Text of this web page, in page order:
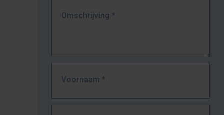
Omschrijving *
Voornaam *